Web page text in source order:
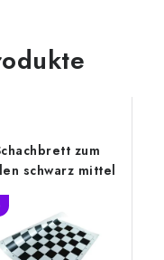
zum
schwarz mittel